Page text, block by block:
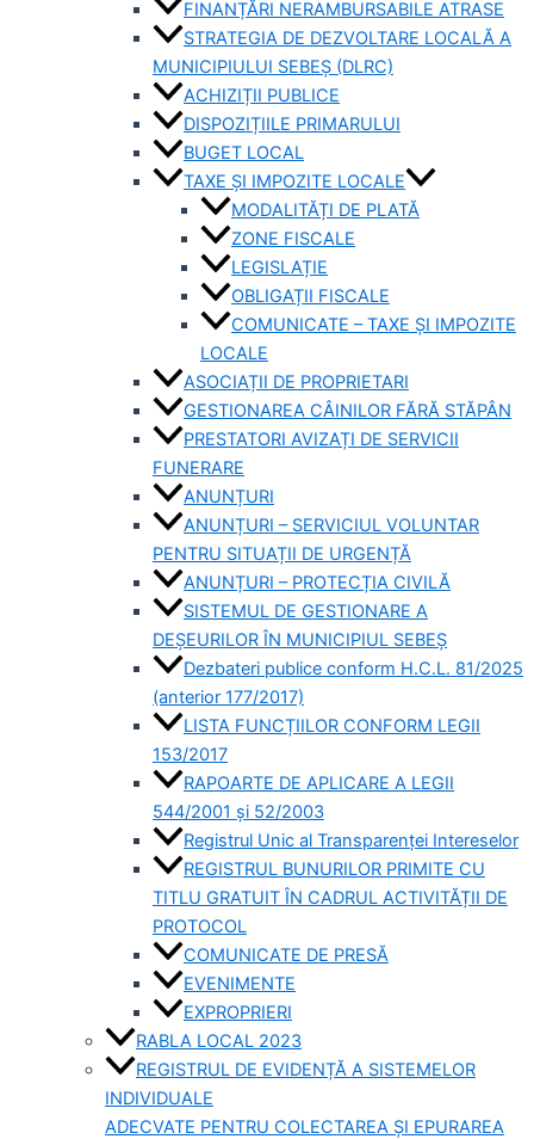
FINANȚĂRI NERAMBURSABILE ATRASE
STRATEGIA DE DEZVOLTARE LOCALĂ A
MUNICIPIULUI SEBEȘ (DLRC)
ACHIZIȚII PUBLICE
DISPOZIȚIILE PRIMARULUI
BUGET LOCAL
TAXE ȘI IMPOZITE LOCALE
MODALITĂȚI DE PLATĂ
ZONE FISCALE
LEGISLAȚIE
OBLIGAȚII FISCALE
COMUNICATE – TAXE ȘI IMPOZITE
LOCALE
ASOCIAȚII DE PROPRIETARI
GESTIONAREA CÂINILOR FĂRĂ STĂPÂN
PRESTATORI AVIZAȚI DE SERVICII
FUNERARE
ANUNȚURI
ANUNȚURI – SERVICIUL VOLUNTAR
PENTRU SITUAȚII DE URGENȚĂ
ANUNȚURI – PROTECȚIA CIVILĂ
SISTEMUL DE GESTIONARE A
DEȘEURILOR ÎN MUNICIPIUL SEBEȘ
Dezbateri publice conform H.C.L. 81/2025
(anterior 177/2017)
LISTA FUNCȚIILOR CONFORM LEGII
153/2017
RAPOARTE DE APLICARE A LEGII
544/2001 și 52/2003
Registrul Unic al Transparenței Intereselor
REGISTRUL BUNURILOR PRIMITE CU
TITLU GRATUIT ÎN CADRUL ACTIVITĂȚII DE
PROTOCOL
COMUNICATE DE PRESĂ
EVENIMENTE
EXPROPRIERI
RABLA LOCAL 2023
REGISTRUL DE EVIDENȚĂ A SISTEMELOR
INDIVIDUALE
ADECVATE PENTRU COLECTAREA ȘI EPURAREA